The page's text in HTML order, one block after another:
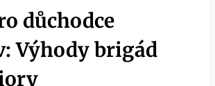
důchodce
Výhody brigád